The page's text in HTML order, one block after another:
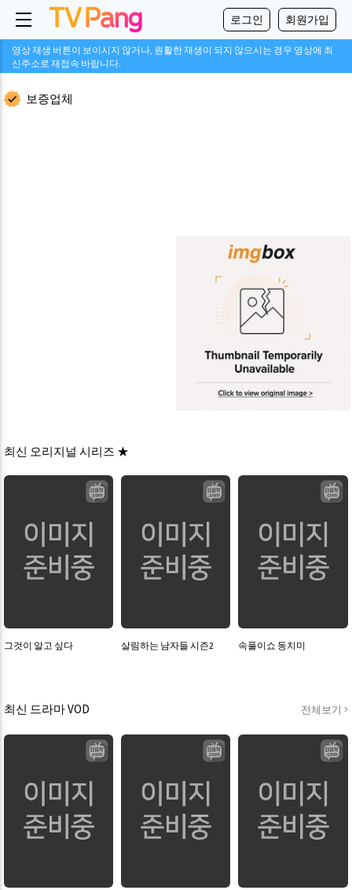
로그인 회원가입
영상 재생 버튼이 보이시지 않거나, 원활한 재생이 되지 않으시는 경우 영상에 최
신주소로 재접속 바랍니다.
보증업체
최신 오리지널 시리즈 ★
그것이 알고 싶다 살림하는 남자들 시즌2 속풀이쇼 동치미
최신 드라마 VOD 전체보기